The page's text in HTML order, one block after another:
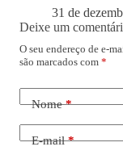
31 de
Deixe um
O seu endereço de e-
são marcados com *
Nome*
E-mail*